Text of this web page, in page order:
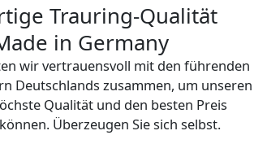
Trauring-Qualität
in Germany
wir vertrauensvoll mit den führenden
Deutschlands zusammen, um unseren
Qualität und den besten Preis
Überzeugen Sie sich selbst.